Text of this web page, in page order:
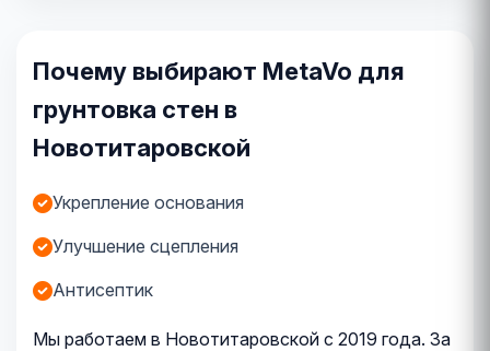
Почему выбирают MetaVo для
грунтовка стен в
Новотитаровской
Укрепление основания
Улучшение сцепления
Антисептик
Мы работаем в Новотитаровской с 2019 года. За